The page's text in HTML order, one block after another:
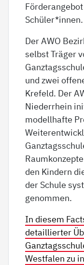
Schüler*innen.
Der AWO
selbst Träger
und zwei
Krefeld. Der
Niederrhein
modellhafte
den Kindern
der Schule
genommen.
In diesem
detaillierter
Westfalen zu